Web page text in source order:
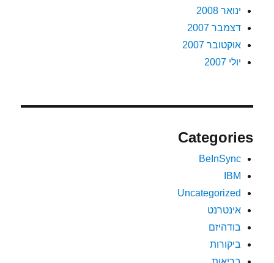
ינואר 2008
דצמבר 2007
אוקטובר 2007
יולי 2007
Categories
BeInSync
IBM
Uncategorized
אינטרנט
בודהיזם
ביקורות